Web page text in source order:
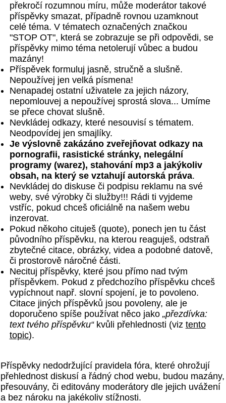
překročí rozumnou míru, může moderátor takové
příspěvky smazat, případně rovnou uzamknout
celé téma. V tématech označených značkou
"STOP OT", která se zobrazuje se při odpovědi, se
příspěvky mimo téma netolerují vůbec a budou
mazány!
Příspěvek formuluj jasně, stručně a slušně.
Nepoužívej jen velká písmena!
Nenapadej ostatní uživatele za jejich názory,
nepomlouvej a nepoužívej sprostá slova... Umíme
se přece chovat slušně.
Nevkládej odkazy, které nesouvisí s tématem.
Neodpovídej jen smajlíky.
Je výslovně zakázáno zveřejňovat odkazy na
pornografii, rasistické stránky, nelegální
programy (warez), stahování mp3 a jakýkoliv
obsah, na který se vztahují autorská práva.
Nevkládej do diskuse či podpisu reklamu na své
weby, své výrobky či služby!!! Rádi ti vyjdeme
vstříc, pokud chceš oficiálně na našem webu
inzerovat.
Pokud někoho cituješ (quote), ponech jen tu část
původního příspěvku, na kterou reaguješ, odstraň
zbytečné citace, obrázky, videa a podobné datově,
či prostorově náročné části.
Necituj příspěvky, které jsou přímo nad tvým
příspěvkem. Pokud z předchozího příspěvku chceš
vypíchnout např. slovní spojení, je to povoleno.
Citace jiných příspěvků jsou povoleny, ale je
doporučeno spíše používat něco jako „přezdívka:
text tvého příspěvku“kvůli přehlednosti (viz tento
topic).
Příspěvky nedodržující pravidela fóra, které ohrožují
přehlednost diskusí a řádný chod webu, budou mazány,
přesouvány, či editovány moderátory dle jejich uvážení
a bez nároku na jakékoliv stížnosti.